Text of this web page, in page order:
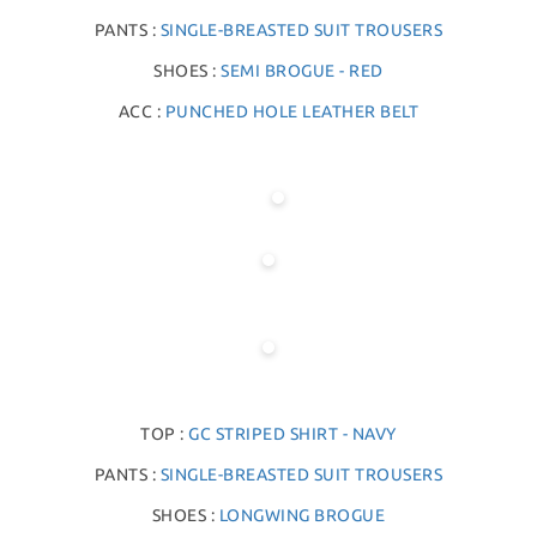
PANTS : SINGLE-BREASTED SUIT TROUSERS
SHOES :SEMI BROGUE - RED
ACC : PUNCHED HOLE LEATHER BELT
TOP :GC STRIPED SHIRT - NAVY
PANTS : SINGLE-BREASTED SUIT TROUSERS
SHOES : LONGWING BROGUE